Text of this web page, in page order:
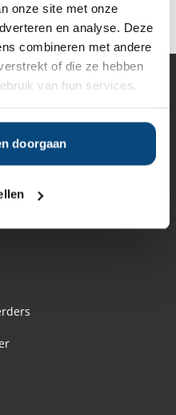
onze site met onze
en analyse. Deze
combineren met andere
of die ze hebben
van hun services.
doorgaan